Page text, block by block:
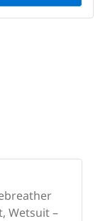
Wetsuit –